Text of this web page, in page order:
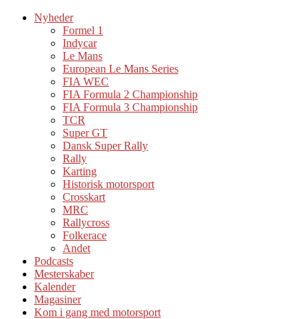
Nyheder
Formel 1
Indycar
Le Mans
European Le Mans Series
FIA WEC
FIA Formula 2 Championship
FIA Formula 3 Championship
TCR
Super GT
Dansk Super Rally
Rally
Karting
Historisk motorsport
Crosskart
MRC
Rallycross
Folkerace
Andet
Podcasts
Mesterskaber
Kalender
Magasiner
Kom i gang med motorsport